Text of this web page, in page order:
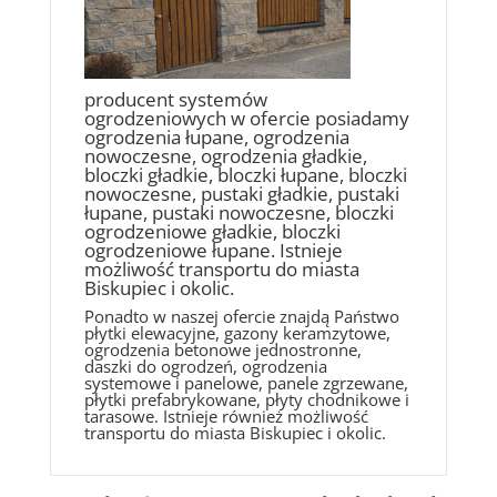
producent systemów
ogrodzeniowych w ofercie posiadamy
ogrodzenia łupane, ogrodzenia
nowoczesne, ogrodzenia gładkie,
bloczki gładkie, bloczki łupane, bloczki
nowoczesne, pustaki gładkie, pustaki
łupane, pustaki nowoczesne, bloczki
ogrodzeniowe gładkie, bloczki
ogrodzeniowe łupane. Istnieje
możliwość transportu do miasta
Biskupiec i okolic.
Ponadto w naszej ofercie znajdą Państwo
płytki elewacyjne, gazony keramzytowe,
ogrodzenia betonowe jednostronne,
daszki do ogrodzeń, ogrodzenia
systemowe i panelowe, panele zgrzewane,
płytki prefabrykowane, płyty chodnikowe i
tarasowe. Istnieje również możliwość
transportu do miasta Biskupiec i okolic.